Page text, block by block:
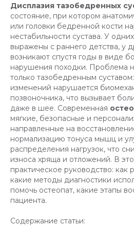
Дисплазия тазобедренных
состояние, при котором
или головки бедренной кости
нестабильности сустава. У
выражены с раннего детства, у
возникают спустя годы в виде
нарушения походки. Проблема
только тазобедренным
изменений нарушается
позвоночника, что вызывает
даже в шее. Современная
мягкие, безопасные и
направленные на
нормализацию тонуса мышц и
распределения нагрузок, что
износа хряща и отложений. В
практическое руководство: как
какие методы диагностики
помочь остеопат, какие этапы
пациента.
Содержание статьи: